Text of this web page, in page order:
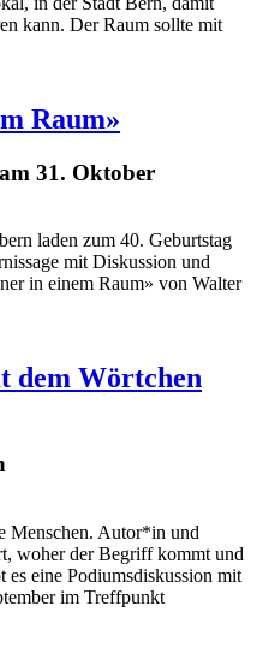
kann. Der Raum sollte mit
Raum»
31. Oktober
laden zum 40. Geburtstag
mit Diskussion und
in einem Raum» von Walter
dem Wörtchen
Menschen. Autor*in und
woher der Begriff kommt und
es eine Podiumsdiskussion mit
im Treffpunkt